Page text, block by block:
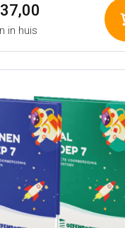
37,00
in huis